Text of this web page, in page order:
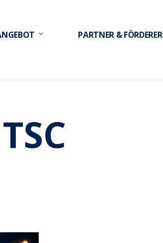
PARTNER & FÖRDERER